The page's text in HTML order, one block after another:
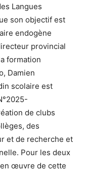
Langues
son objectif est
endogène
provincial
formation
Damien
scolaire est
de clubs
des
et de recherche et
Pour les deux
en œuvre de cette